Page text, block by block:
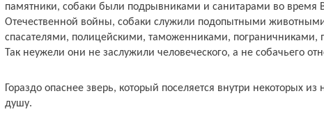
памятники, собаки были подрывниками и санитарами во время
Отечественной войны, собаки служили подопытными
спасателями, полицейскими, таможенниками, пограничниками,
Так неужели они не заслужили человеческого, а не собачьего
Гораздо опаснее зверь, который поселяется внутри некоторых из
душу.